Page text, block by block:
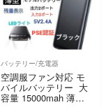
バッテリー/充電器
空調服ファン対応 モ
バイルバッテリー 大
容量 15000mah 薄